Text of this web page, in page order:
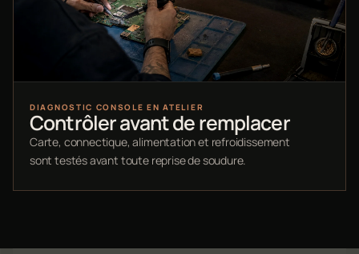
DIAGNOSTIC CONSOLE EN ATELIER
Contrôler avant de remplacer
Carte, connectique, alimentation et refroidissement
sont testés avant toute reprise de soudure.